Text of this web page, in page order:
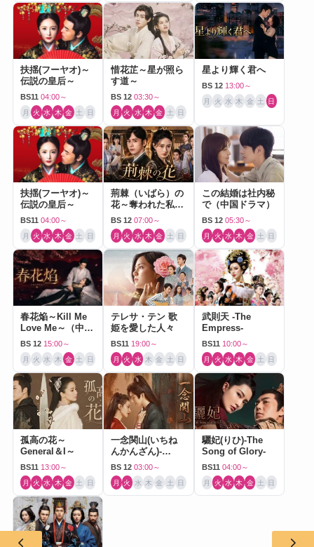
扶揺(フーヤオ)～
伝説の皇后～
BS11 04:00～
月 火 水 木 金 土 日
惜花芷～星が照ら
す道～
BS 12 03:30～
月 火 水 木 金 土 日
星より輝く君へ
BS 12 13:00～
月 火 水 木 金 土 日
扶揺(フーヤオ)～
伝説の皇后～
BS11 04:00～
月 火 水 木 金 土 日
荊棘（いばら）の
花～奪われた私～
（中国ドラマ）
BS 12 07:00～
月 火 水 木 金 土 日
この結婚は社内秘
で（中国ドラマ）
BS 12 05:30～
月 火 水 木 金 土 日
春花焔～Kill Me
Love Me～（中国
ドラマ）
BS 12 15:00～
月 火 水 木 金 土 日
テレサ・テン 歌
姫を愛した人々
BS11 19:00～
月 火 水 木 金 土 日
武則天 -The
Empress-
BS11 10:00～
月 火 水 木 金 土 日
孤高の花～
General＆I～
BS11 13:00～
月 火 水 木 金 土 日
一念関山(いちね
んかんざん)-
Journey to Love-
BS 12 03:00～
月 火 水 木 金 土 日
驪妃(りひ)-The
Song of Glory-
BS11 04:00～
月 火 水 木 金 土 日